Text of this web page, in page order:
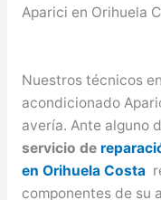
Aparici en Orihuela
Nuestros técnicos
acondicionado
avería. Ante alguno
servicio de
en Orihuela Costa
componentes de su